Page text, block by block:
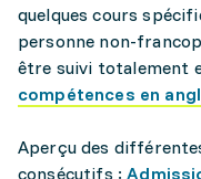
quelques cours
personne non-
être suivi totalement
compétences en
Aperçu des
consécutifs :